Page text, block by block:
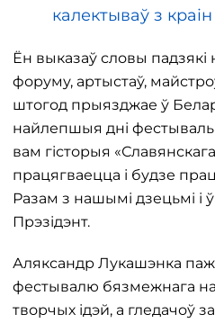
калектываў з
Ён выказаў словы падзякі
форуму, артыстаў,
штогод прыязджае ў
найлепшыя дні
вам гісторыя
працягваецца і будзе
Разам з нашымі дзецьмі і
Прэзідэнт.
Аляксандр Лукашэнка
фестывалю бязмежнага
творчых ідэй, а гледачоў